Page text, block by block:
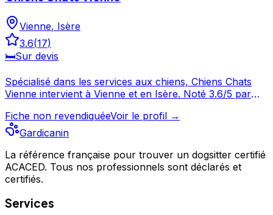
Vienne, Isère
3.6(17)
🛏️Sur devis
Spécialisé dans les services aux chiens, Chiens Chats
Vienne intervient à Vienne et en Isère. Noté 3.6/5 par
attentionné pour votre compagnon. Consultez son profil
pour découvrir ses services et le contacter directement.
canin situé à Vienne. Noté 3.6/5 ⭐⭐⭐⭐ sur Google Maps
avec 17 avis.
Fiche non revendiquéeVoir le profil →
Gardicanin
La référence française pour trouver un dogsitter certifié
ACACED. Tous nos professionnels sont déclarés et
certifiés.
Services